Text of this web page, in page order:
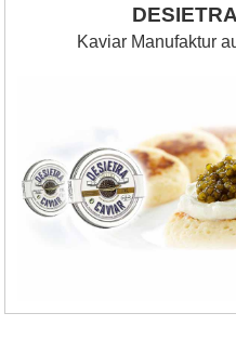
Kaviar Manufaktur